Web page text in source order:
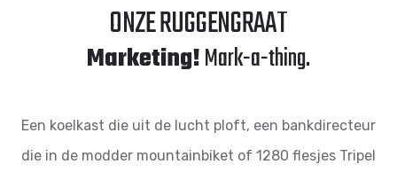
ONZE RUGGENGRAAT
Marketing!Mark-a-thing.
Een koelkast die uit de lucht ploft, een bankdirecteur
die in de modder mountainbiket of 1280 flesjes Tripel